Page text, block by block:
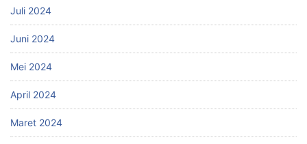
Juli 2024
Juni 2024
Mei 2024
April 2024
Maret 2024